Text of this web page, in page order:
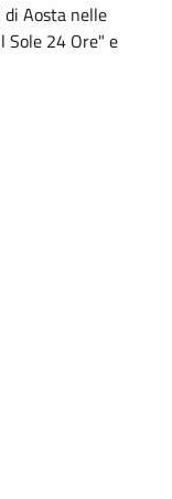
Aosta nelle
Sole 24 Ore" e